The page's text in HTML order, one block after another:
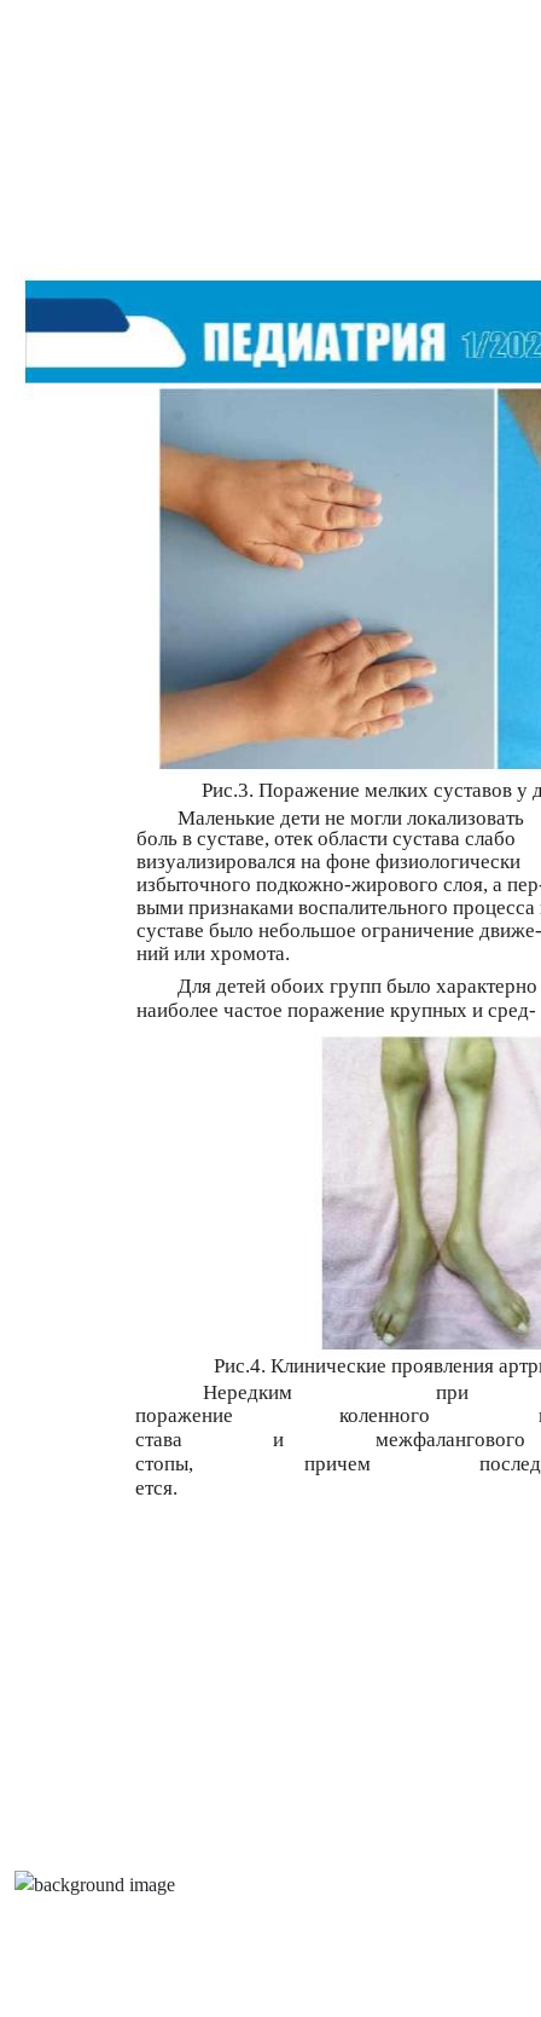
Маленькие дети не могли локализовать
боль в суставе, отек области сустава слабо
визуализировался на фоне физиологически
избыточного подкожно-жирового слоя, а
выми признаками воспалительного процесса
суставе было небольшое ограничение движе-
ний или хромота.
Для детей обоих групп было характерно
наиболее частое поражение крупных и сред-
Нередким
при
поражение
коленного
става
и
межфалангового
стопы,
причем
ется.
Рис.3. Поражение мелких суставов
Рис.4. Клинические проявления